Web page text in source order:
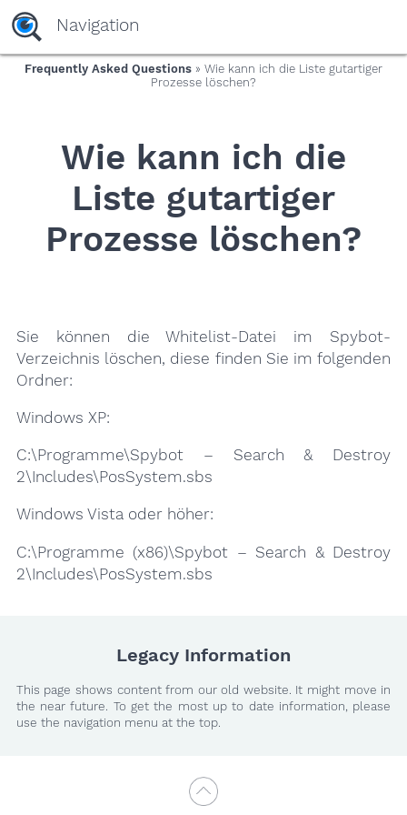
yaaaeag20
Navigation
Frequently Asked Questions » Wie kann ich die Liste gutartiger
Prozesse löschen?
Wie kann ich die
Liste gutartiger
Prozesse löschen?
Sie können die Whitelist-Datei im Spybot-
Verzeichnis löschen, diese finden Sie im folgenden
Ordner:
Windows XP:
C:\Programme\Spybot – Search & Destroy
2\Includes\PosSystem.sbs
Windows Vista oder höher:
C:\Programme (x86)\Spybot – Search & Destroy
2\Includes\PosSystem.sbs
Legacy Information
This page shows content from our old website. It might move in
the near future. To get the most up to date information, please
use the navigation menu at the top.